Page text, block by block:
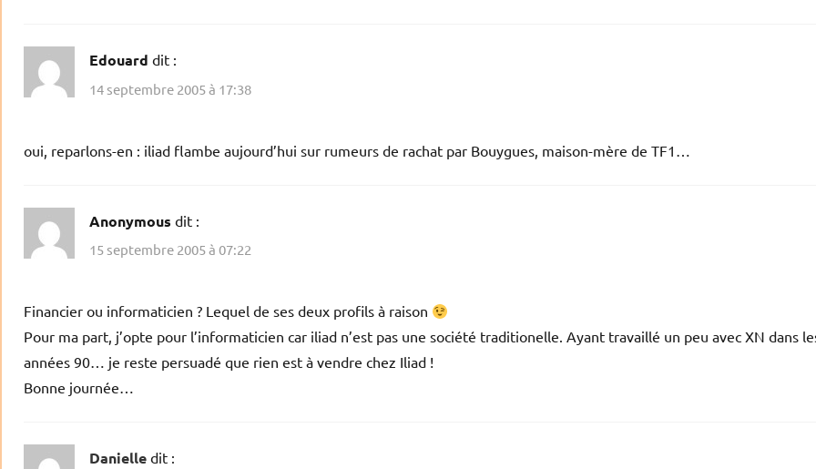
Edouard dit :
14 septembre 2005 à 17:38
oui, reparlons-en : iliad flambe aujourd’hui sur rumeurs de rachat par Bouygues, maison-mère de TF1…
Anonymous dit :
15 septembre 2005 à 07:22
Financier ou informaticien ? Lequel de ses deux profils à raison
Pour ma part, j’opte pour l’informaticien car iliad n’est pas une société traditionelle. Ayant travaillé un peu avec XN dans
années 90… je reste persuadé que rien est à vendre chez Iliad !
Bonne journée…
Danielle dit :